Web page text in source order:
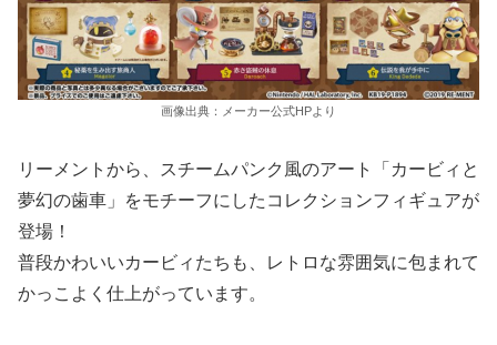
画像出典：メーカー公式HPより
リーメントから、スチームパンク風のアート「カービィと
夢幻の歯車」をモチーフにしたコレクションフィギュアが
登場！
普段かわいいカービィたちも、レトロな雰囲気に包まれて
かっこよく仕上がっています。